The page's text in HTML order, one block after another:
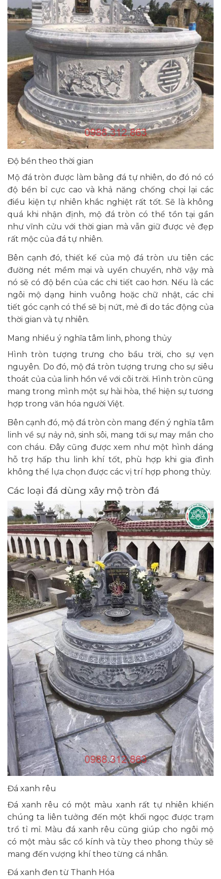
Độ bền theo thời gian
Mộ đá tròn được làm bằng đá tự nhiên, do đó nó có
độ bền bỉ cực cao và khả năng chống chọi lại các
điều kiện tự nhiên khắc nghiệt rất tốt. Sẽ là không
quá khi nhận định, mộ đá tròn có thể tồn tại gần
như vĩnh cửu với thời gian mà vẫn giữ được vẻ đẹp
rất mộc của đá tự nhiên.
Bên cạnh đó, thiết kế của mộ đá tròn ưu tiên các
đường nét mềm mại và uyển chuyển, nhờ vậy mà
nó sẽ có độ bền của các chi tiết cao hơn. Nếu là các
ngôi mộ dạng hinh vuông hoặc chữ nhật, các chi
tiết góc cạnh có thể sẽ bị nứt, mẻ đi do tác động của
thời gian và tự nhiên.
Mang nhiều ý nghĩa tâm linh, phong thủy
Hình tròn tượng trưng cho bầu trời, cho sự vẹn
nguyên. Do đó, mộ đá tròn tượng trưng cho sự siêu
thoát của của linh hồn về với cõi trời. Hình tròn cũng
mang trong mình một sự hài hòa, thể hiện sự tương
hợp trong văn hóa người Việt.
Bên cạnh đó, mộ đá tròn còn mang đến ý nghĩa tâm
linh về sự nảy nở, sinh sôi, mang tới sự may mắn cho
con cháu. Đây cũng được xem như một hình dáng
hỗ trợ hấp thu linh khí tốt, phù hợp khi gia đình
không thể lựa chọn được các vị trí hợp phong thủy.
Các loại đá dùng xây mộ tròn đá
Đá xanh rêu
Đá xanh rêu có một màu xanh rất tự nhiên khiến
chúng ta liên tưởng đến một khối ngọc được trạm
trổ tỉ mỉ. Màu đá xanh rêu cũng giúp cho ngôi mộ
có một màu sắc cổ kính và tùy theo phong thủy sẽ
mang đến vượng khí theo từng cá nhân.
Đá xanh đen từ Thanh Hóa